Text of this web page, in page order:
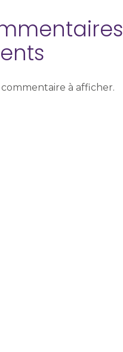
à afficher.